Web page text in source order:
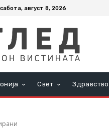
сабота, август 8, 2026
Свет Здравство